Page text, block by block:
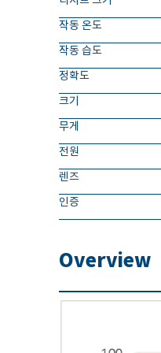
작동 온도
작동 습도
정확도
크기
무게
전원
렌즈
인증
Overview